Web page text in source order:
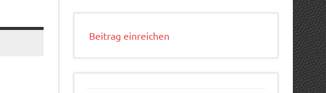
Beitrag einreichen